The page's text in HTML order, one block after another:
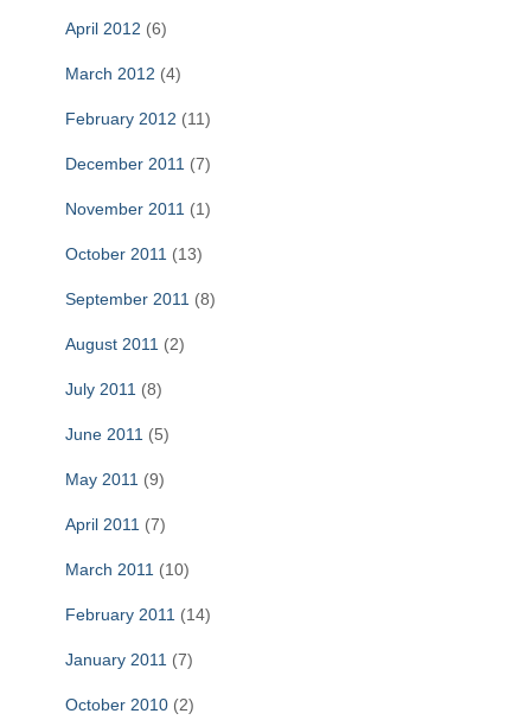
April 2012 (6)
March 2012 (4)
February 2012 (11)
December 2011 (7)
November 2011 (1)
October 2011 (13)
September 2011 (8)
August 2011 (2)
July 2011 (8)
June 2011 (5)
May 2011 (9)
April 2011 (7)
March 2011 (10)
February 2011 (14)
January 2011 (7)
October 2010 (2)